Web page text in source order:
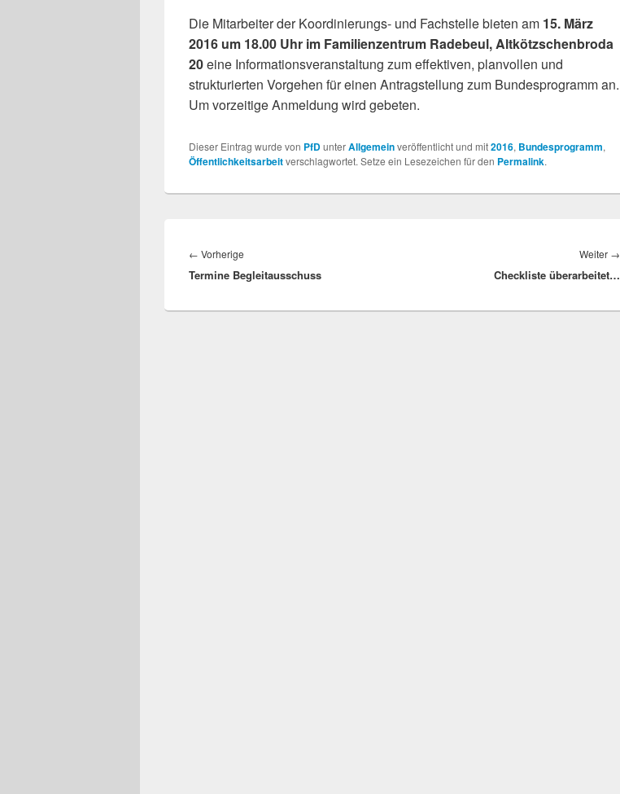
Die Mitarbeiter der Koordinierungs- und Fachstelle bieten am 15. März
2016 um 18.00 Uhr im Familienzentrum Radebeul, Altkötzschenbroda
20eine Informationsveranstaltung zum effektiven, planvollen und
strukturierten Vorgehen für einen Antragstellung zum Bundesprogramm an.
Um vorzeitige Anmeldung wird gebeten.
Dieser Eintrag wurde von PfDunterAllgemeinveröffentlicht und mit2016, Bundesprogramm,
Öffentlichkeitsarbeitverschlagwortet. Setze ein Lesezeichen für den Permalink.
← Vorherige
Beitrag:
Termine Begleitausschuss
Weiter →
Checkliste überarbeitet…